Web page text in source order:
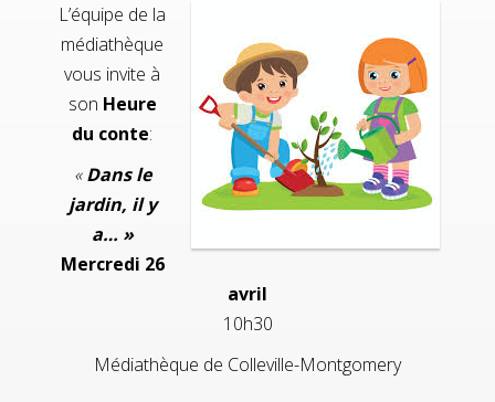
L’équipe de la
médiathèque
vous invite à
son Heure
du conte:
«Dans le
jardin, il y
a… »
Mercredi 26
avril
10h30
Médiathèque de Colleville-Montgomery